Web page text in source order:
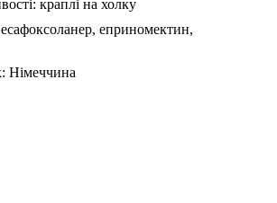
краплі на холку
есафоксоланер, еприномектин,
Німеччина